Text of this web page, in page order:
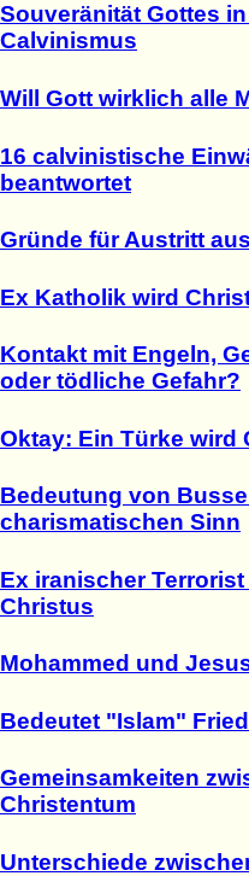
Souveränität Gottes
Calvinismus
Will Gott wirklich alle
16 calvinistische
beantwortet
Gründe für Austritt
Ex Katholik wird
Kontakt mit Engeln,
oder tödliche Gefahr?
Oktay: Ein Türke wird
Bedeutung von
charismatischen Sinn
Ex iranischer
Christus
Mohammed und
Bedeutet "Islam"
Gemeinsamkeiten
Christentum
Unterschiede